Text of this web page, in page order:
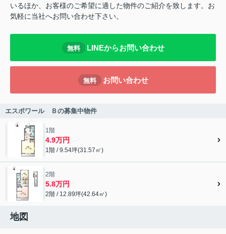
いるほか、お客様のご希望に適した物件のご紹介を致します。お
気軽に当社へお問い合わせ下さい。
無料 LINEからお問い合わせ
無料 お問い合わせ
エスポワール Ｂの募集中物件
1階
4.9万円
1階 / 9.54坪(31.57㎡)
2階
5.8万円
2階 / 12.89坪(42.64㎡)
地図